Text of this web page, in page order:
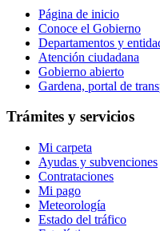
Página de inicio
Conoce el Gobierno
Departamentos y
Atención ciudadana
Gobierno abierto
Gardena, portal de
Trámites y servicios
Mi carpeta
Ayudas y subvenciones
Contrataciones
Mi pago
Meteorología
Estado del tráfico